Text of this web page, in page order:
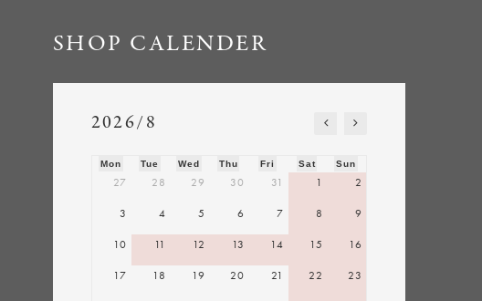
SHOP CALENDER
2026/8
Mon Tue Wed Thu Fri Sat Sun
27 28 29 30 31 1 2
3 4 5 6 7 8 9
10 11 12 13 14 15 16
17 18 19 20 21 22 23